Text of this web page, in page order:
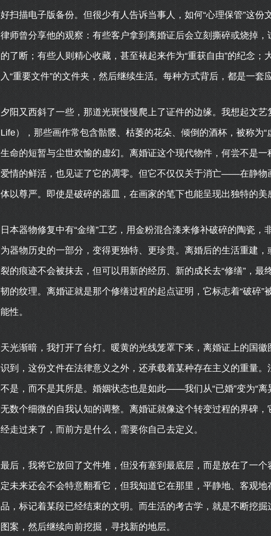
好扫描电子版备份。但很少有人告诉当事人，如何“心理保管”这份
律师曾分享他的观察：有些客户拿到离婚证后会立刻撕碎或烧掉
的了断；有些人则精心收藏，甚至裱起来作为“重获自由”的纪念；
入“重要文件”的文件夹，然后继续生活。每种方式背后，都是一套
夕阳又西斜了一些，那道光斑慢慢爬上了证件的边缘。我想起文艺
Life），那些画作常包含骷髅、枯萎的花朵、倾倒的酒杯，被称为“
生命的短暂与尘世欢愉的虚幻。离婚证这个现代物件，何尝不是一
爱情的鲜活，也见证了它的凋零。但它不仅仅关于消亡——在静物
体以尊严。即使是破碎的器皿，在画家的笔下也能呈现出独特的美
日本器物修复中有“金缮”工艺，用金粉混合漆来修补破碎的陶瓷
为器物历史的一部分，变得更独特、更珍贵。离婚后的生活重建
裂的痕迹不会被抹去，但可以用新的经历、新的成长去“修缮”，最
韧的纹理。离婚证就是那个修缮过程的起点证明，它标志着“破碎”
能性。
天光渐暗，我打开了台灯。暖黄的光线笼罩下来，离婚证上的国
识到，这份文件在法律意义之外，还承载着某种存在主义的重量
不是，而不是其所是。婚姻状态也是如此——我们从“已婚”变为“离
无数个细微的自我认知的调整。离婚证就像这个转变过程的界碑
经走过来了，而前方是什么，需要你自己去定义。
最后，我将它放回了文件堆，但没有塞到最底层，而是放在了一
定未来还会不会特意翻看它，但我知道它在那里，平静地、客观
品，标记着某段已经结束的文明。而生活的考古学，就是不断挖
图案，然后继续向前挖掘，寻找新的地层。